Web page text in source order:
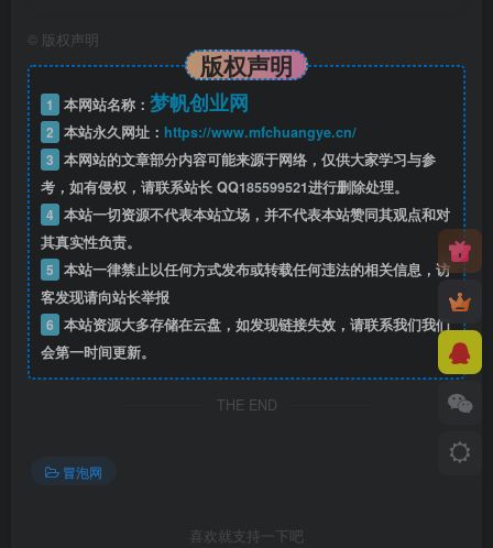
© 版权声明
版权声明
1 本网站名称： 梦帆创业网
2 本站永久网址： https://www.mfchuangye.cn/
3 本网站的文章部分内容可能来源于网络，仅供大家学习与参
考，如有侵权，请联系站长 QQ185599521进行删除处理。
4 本站一切资源不代表本站立场，并不代表本站赞同其观点和对
其真实性负责。
5 本站一律禁止以任何方式发布或转载任何违法的相关信息，访
客发现请向站长举报
6 本站资源大多存储在云盘，如发现链接失效，请联系我们我们
会第一时间更新。
THE END
冒泡网
喜欢就支持一下吧